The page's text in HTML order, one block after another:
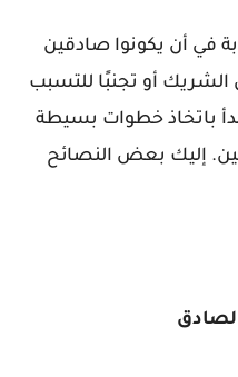
في أن يكونوا صادقين
أو تجنبًا للتسبب
باتخاذ خطوات بسيطة
إليك بعض النصائح